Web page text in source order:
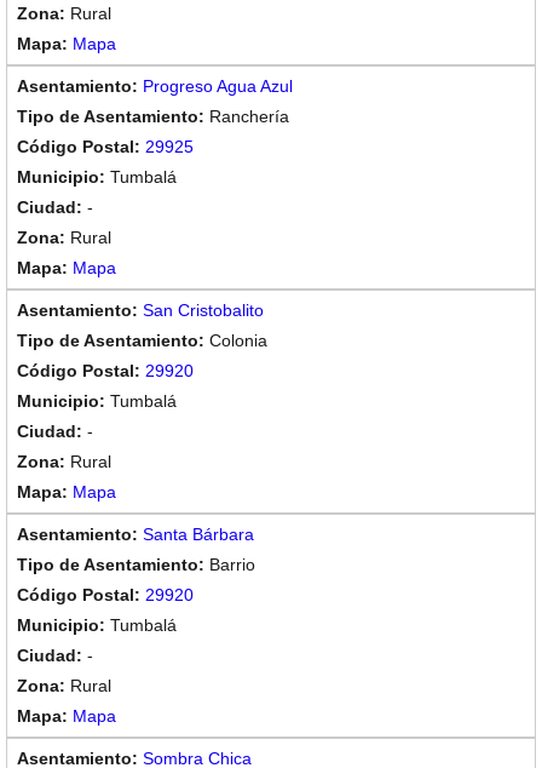
Rural
Mapa
Progreso Agua Azul
Ranchería
29925
Tumbalá
-
Rural
Mapa
San Cristobalito
Colonia
29920
Tumbalá
-
Rural
Mapa
Santa Bárbara
Barrio
29920
Tumbalá
-
Rural
Mapa
Sombra Chica